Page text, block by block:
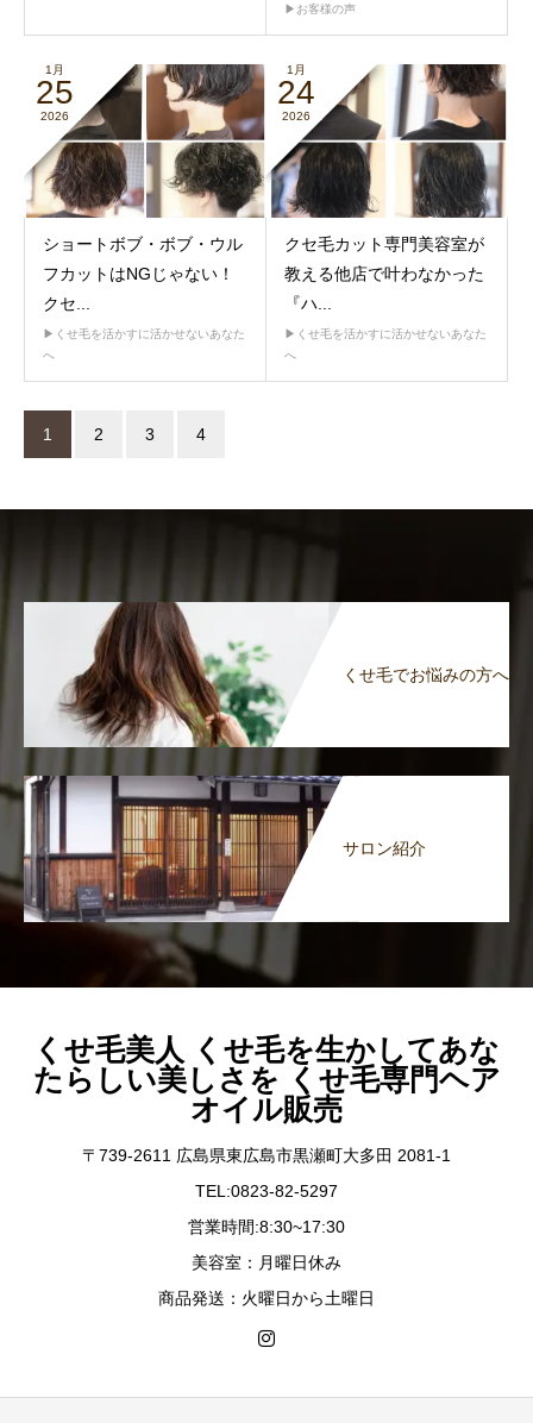
▶︎お客様の声
1月
25
2026
ショートボブ・ボブ・ウル
フカットはNGじゃない！
クセ...
▶︎くせ毛を活かすに活かせないあなた
へ
1月
24
2026
クセ毛カット専門美容室が
教える他店で叶わなかった
『ハ...
▶︎くせ毛を活かすに活かせないあなた
へ
1 2 3 4
くせ毛でお悩みの方へ
サロン紹介
くせ毛美人 くせ毛を生かしてあな
たらしい美しさを くせ毛専門ヘア
オイル販売
〒739-2611 広島県東広島市黒瀬町大多田 2081-1
TEL:0823-82-5297
営業時間:8:30~17:30
美容室：月曜日休み
商品発送：火曜日から土曜日